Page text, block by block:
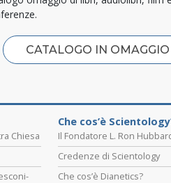
CATALOGO IN OMAGGIO
Chiesa
Che cos’è
Il Fondatore L. Ron
Credenze di Scientology
Che cos’è Dianetics?